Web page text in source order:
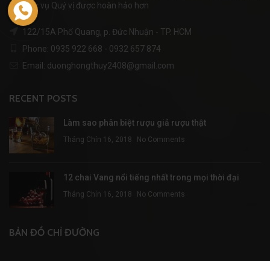
để phục vụ Quý vị được hoàn hảo hơn
122/15A Phổ Quang, p. Đức Nhuận - TP. HCM
Phone: 0935 922 668 - 0932 657 874
Email: duonghongthuy2408@gmail.com
RECENT POSTS
Làm sao phân biệt rượu giả rượu thật
Tháng Chín 16, 2018 No Comments
12 chai Vang nổi tiếng nhất trong mọi thời đại
Tháng Chín 16, 2018 No Comments
BẢN ĐỒ CHỈ ĐƯỜNG